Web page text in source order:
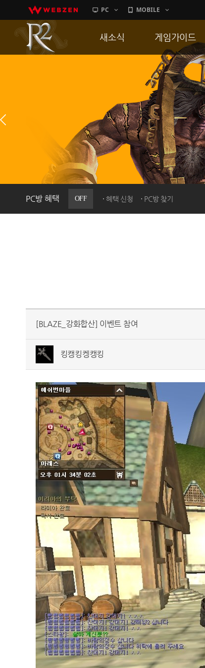
PC MOBILE
PC방 혜택 OFF 혜택 신청 PC방 찾기
새소식
이벤트
히스토리
PC방으로간다
게임가이드
게임 특징
서버가이드
신병훈련소
세부가이드
통합보급센터
[BLAZE_강화합산] 이벤트 참여
킹캥킹켕캥킹